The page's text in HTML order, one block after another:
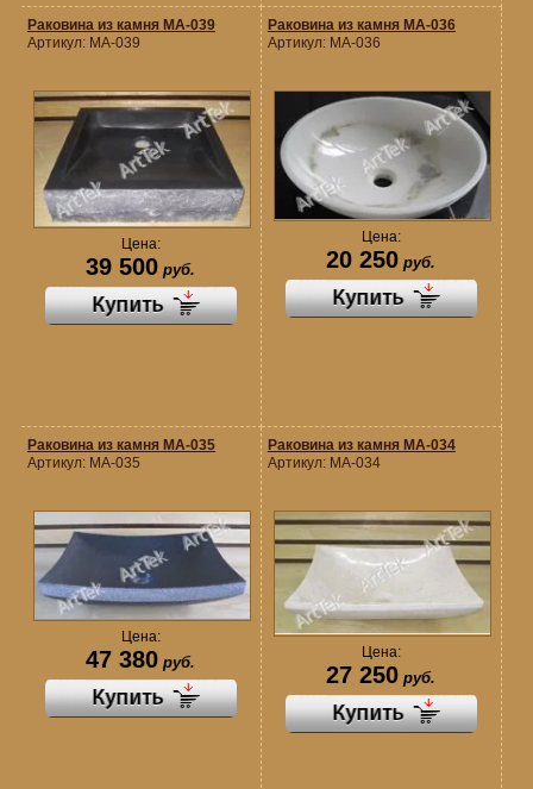
Раковина из камня MA-039
Артикул: MA-039
Цена:
39 500 руб.
Раковина из камня MA-036
Артикул: MA-036
Цена:
20 250 руб.
Раковина из камня MA-035
Артикул: MA-035
Цена:
47 380 руб.
Раковина из камня MA-034
Артикул: MA-034
Цена:
27 250 руб.